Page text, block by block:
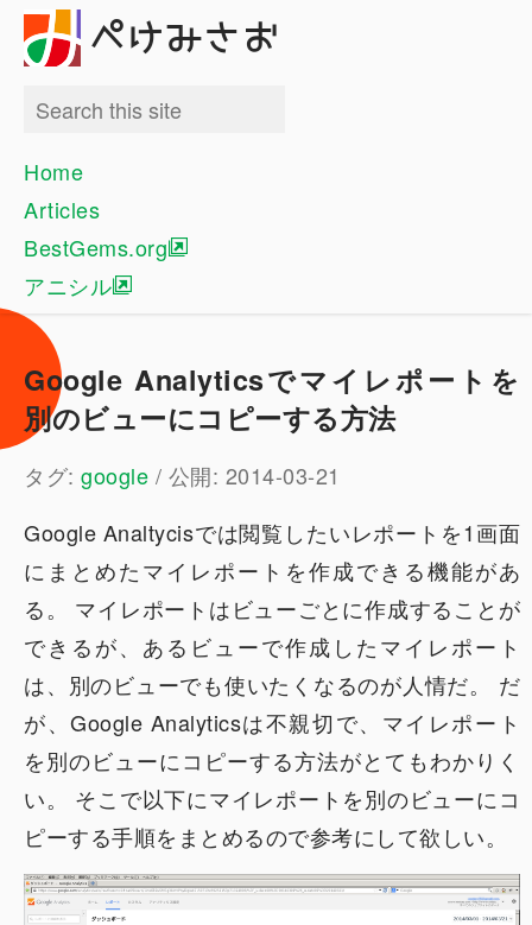
ぺけみさお
Home
Articles
BestGems.org
アニシル
Google Analyticsでマイレポートを
別のビューにコピーする方法
タグ: google / 公開: 2014-03-21
Google Analtycisでは閲覧したいレポートを1画面
にまとめたマイレポートを作成できる機能があ
る。 マイレポートはビューごとに作成することが
できるが、あるビューで作成したマイレポート
は、別のビューでも使いたくなるのが人情だ。 だ
が、Google Analyticsは不親切で、マイレポート
を別のビューにコピーする方法がとてもわかりく
い。 そこで以下にマイレポートを別のビューにコ
ピーする手順をまとめるので参考にして欲しい。